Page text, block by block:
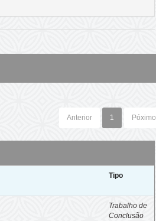
Anterior 1 Póximo
Tipo
Trabalho de
Conclusão